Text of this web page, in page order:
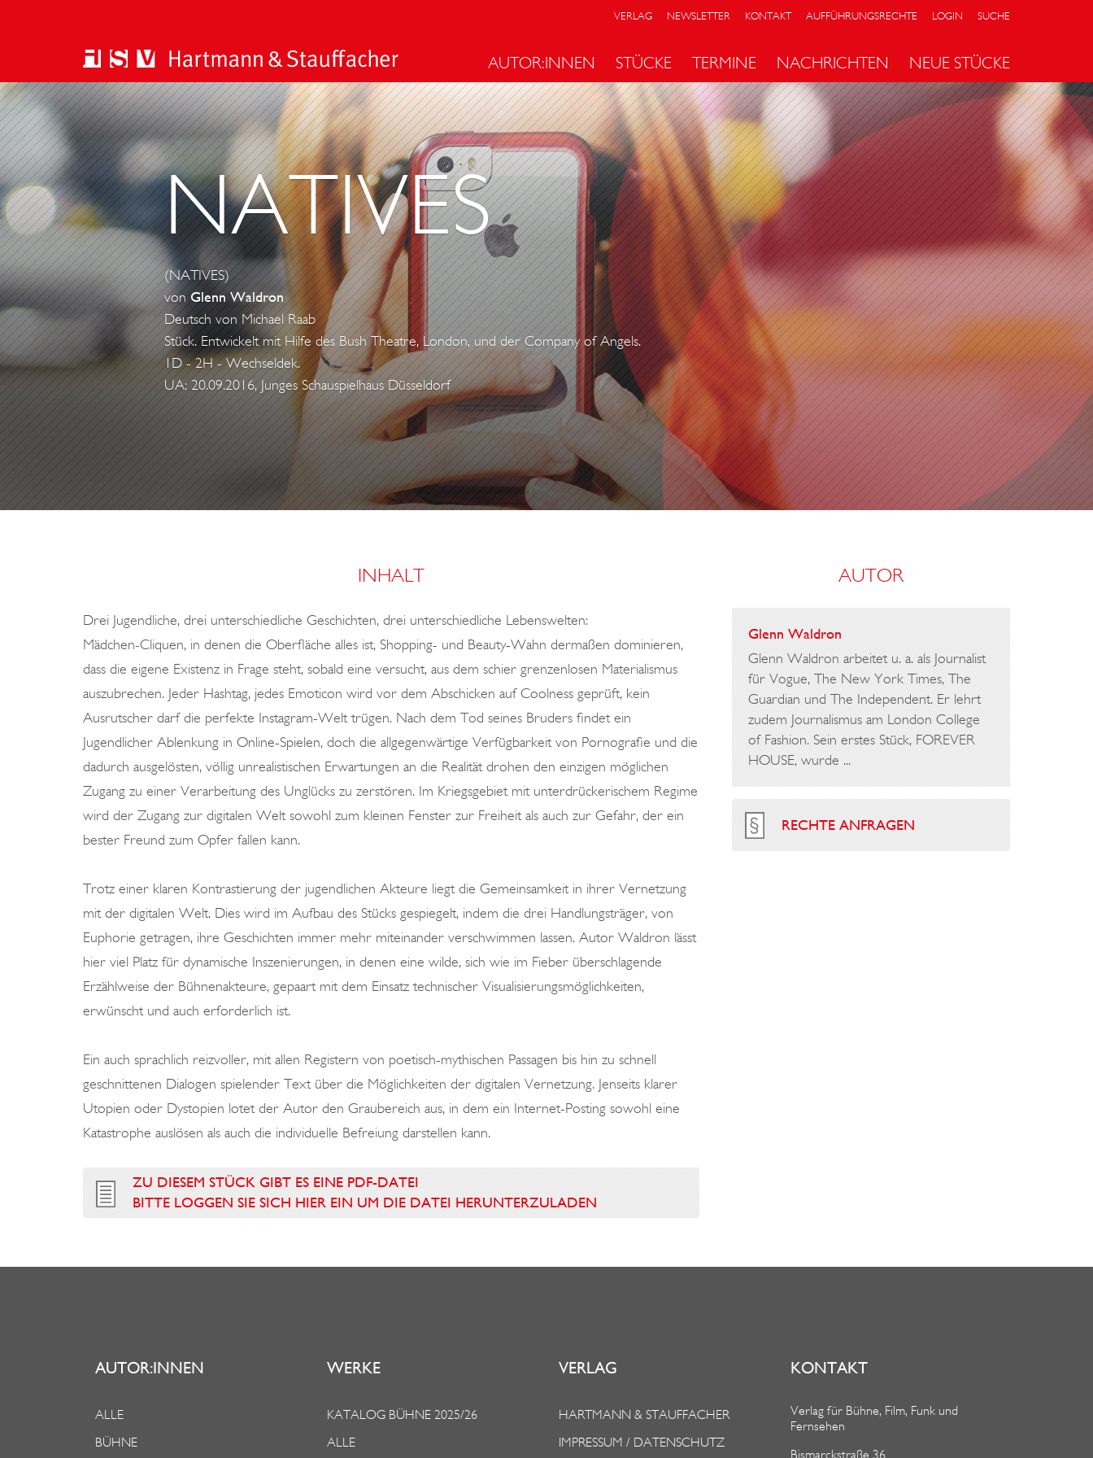
VERLAG NEWSLETTER KONTAKT AUFFÜHRUNGSRECHTE LOGIN SUCHE
AUTOR:INNEN STÜCKE TERMINE NACHRICHTEN NEUE STÜCKE
NATIVES
(NATIVES)
von Glenn Waldron
Deutsch von Michael Raab
Stück. Entwickelt mit Hilfe des Bush Theatre, London, und der Company of Angels.
1D - 2H - Wechseldek.
UA: 20.09.2016, Junges Schauspielhaus Düsseldorf
INHALT
Drei Jugendliche, drei unterschiedliche Geschichten, drei unterschiedliche Lebenswelten:
Mädchen-Cliquen, in denen die Oberfläche alles ist, Shopping- und Beauty-Wahn dermaßen dominieren,
dass die eigene Existenz in Frage steht, sobald eine versucht, aus dem schier grenzenlosen Materialismus
auszubrechen. Jeder Hashtag, jedes Emoticon wird vor dem Abschicken auf Coolness geprüft, kein
Ausrutscher darf die perfekte Instagram-Welt trügen. Nach dem Tod seines Bruders findet ein
Jugendlicher Ablenkung in Online-Spielen, doch die allgegenwärtige Verfügbarkeit von Pornografie und die
dadurch ausgelösten, völlig unrealistischen Erwartungen an die Realität drohen den einzigen möglichen
Zugang zu einer Verarbeitung des Unglücks zu zerstören. Im Kriegsgebiet mit unterdrückerischem Regime
wird der Zugang zur digitalen Welt sowohl zum kleinen Fenster zur Freiheit als auch zur Gefahr, der ein
bester Freund zum Opfer fallen kann.
Trotz einer klaren Kontrastierung der jugendlichen Akteure liegt die Gemeinsamkeit in ihrer Vernetzung
mit der digitalen Welt. Dies wird im Aufbau des Stücks gespiegelt, indem die drei Handlungsträger, von
Euphorie getragen, ihre Geschichten immer mehr miteinander verschwimmen lassen. Autor Waldron lässt
hier viel Platz für dynamische Inszenierungen, in denen eine wilde, sich wie im Fieber überschlagende
Erzählweise der Bühnenakteure, gepaart mit dem Einsatz technischer Visualisierungsmöglichkeiten,
erwünscht und auch erforderlich ist.
Ein auch sprachlich reizvoller, mit allen Registern von poetisch-mythischen Passagen bis hin zu schnell
geschnittenen Dialogen spielender Text über die Möglichkeiten der digitalen Vernetzung. Jenseits klarer
Utopien oder Dystopien lotet der Autor den Graubereich aus, in dem ein Internet-Posting sowohl eine
Katastrophe auslösen als auch die individuelle Befreiung darstellen kann.
ZU DIESEM STÜCK GIBT ES EINE PDF-DATEI
BITTE LOGGEN SIE SICH HIER EIN UM DIE DATEI HERUNTERZULADEN
AUTOR
Glenn Waldron
Glenn Waldron arbeitet u. a. als Journalist
für Vogue, The New York Times, The
Guardian und The Independent. Er lehrt
zudem Journalismus am London College
of Fashion. Sein erstes Stück, FOREVER
HOUSE, wurde ...
RECHTE ANFRAGEN
AUTOR:INNEN
ALLE
BÜHNE
WERKE
KATALOG BÜHNE 2025/26
ALLE
VERLAG
HARTMANN & STAUFFACHER
IMPRESSUM / DATENSCHUTZ
KONTAKT
Verlag für Bühne, Film, Funk und
Fernsehen
Bismarckstraße 36